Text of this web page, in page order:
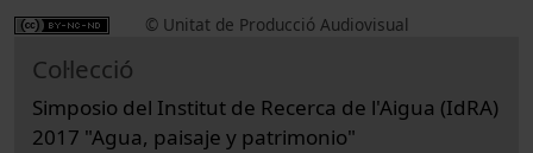
© Unitat de Producció Audiovisual
Col·lecció
Simposio del Institut de Recerca de l'Aigua (IdRA)
2017 "Agua, paisaje y patrimonio"